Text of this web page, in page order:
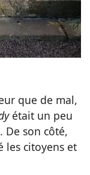
que de mal,
était un peu
De son côté,
les citoyens et